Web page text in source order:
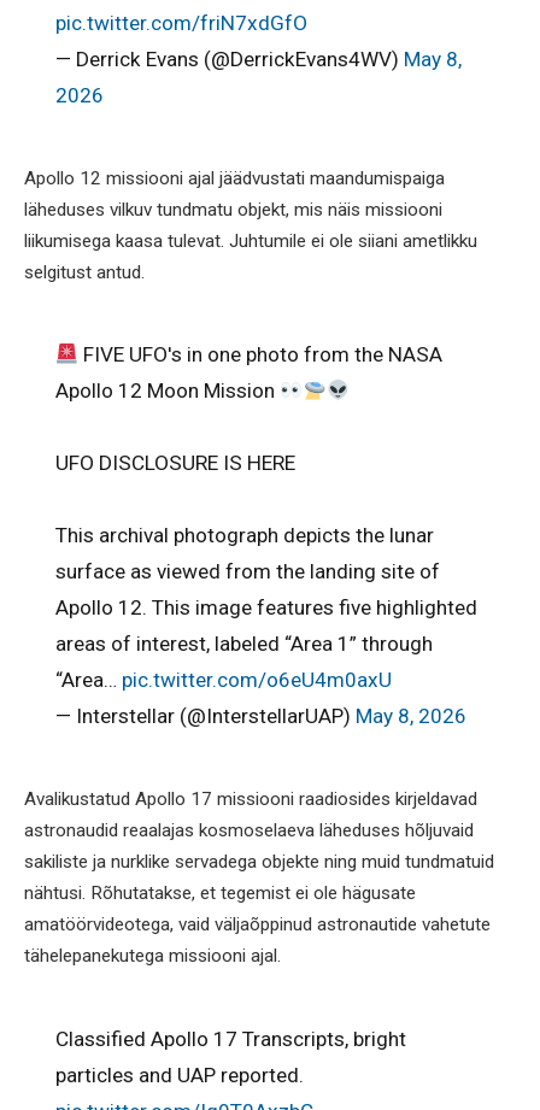
pic.twitter.com/friN7xdGfO
— Derrick Evans (@DerrickEvans4WV) May 8,
2026
Apollo 12 missiooni ajal jäädvustati maandumispaiga
läheduses vilkuv tundmatu objekt, mis näis missiooni
liikumisega kaasa tulevat. Juhtumile ei ole siiani ametlikku
selgitust antud.
FIVE UFO's in one photo from the NASA
Apollo 12 Moon Mission
UFO DISCLOSURE IS HERE
This archival photograph depicts the lunar
surface as viewed from the landing site of
Apollo 12. This image features five highlighted
areas of interest, labeled “Area 1” through
“Area… pic.twitter.com/o6eU4m0axU
— Interstellar (@InterstellarUAP) May 8, 2026
Avalikustatud Apollo 17 missiooni raadiosides kirjeldavad
astronaudid reaalajas kosmoselaeva läheduses hõljuvaid
sakiliste ja nurklike servadega objekte ning muid tundmatuid
nähtusi. Rõhutatakse, et tegemist ei ole hägusate
amatöörvideotega, vaid väljaõppinud astronautide vahetute
tähelepanekutega missiooni ajal.
Classified Apollo 17 Transcripts, bright
particles and UAP reported.